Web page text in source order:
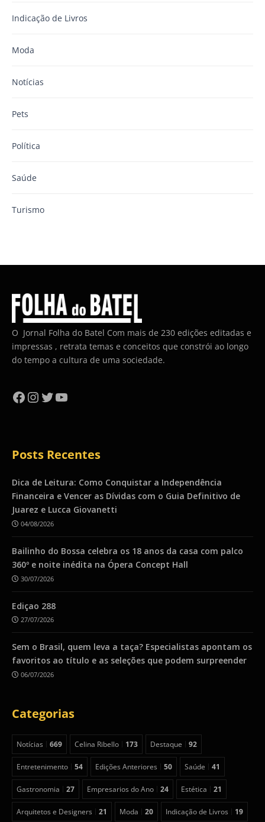
Indicação de Livros
Moda
Notícias
Pets
Política
Saúde
Turismo
O Jornal Folha do Batel Com mais de 230 edições editadas e
impressas , retrata temas e conceitos que constrói ao longo
do tempo a cultura de uma sociedade.
Facebook
Instagram
Twitter
YouTube
Posts Recentes
Dica de Leitura: Como Conquistar a Independência
Financeira e Vencer as Dívidas com o Guia Definitivo de
Juarez e Lucca Giovanetti
04/08/2026
Bailinho do Bossa celebra os 18 anos da casa com palco
360º e noite inédita na Ópera Concept Hall
30/07/2026
Ediçao 288
27/07/2026
Sem o Brasil, quem leva a taça? Especialistas apontam os
favoritos ao título e as seleções que podem surpreender
06/07/2026
Categorias
Notícias 669 Celina Ribello 173 Destaque 92
Entretenimento 54 Edições Anteriores 50 Saúde 41
Gastronomia 27 Empresarios do Ano 24 Estética 21
Arquitetos e Designers 21 Moda 20 Indicação de Livros 19